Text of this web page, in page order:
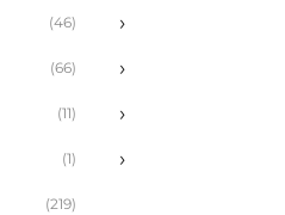
(46) ›
(66) ›
(11) ›
(1) ›
(219)